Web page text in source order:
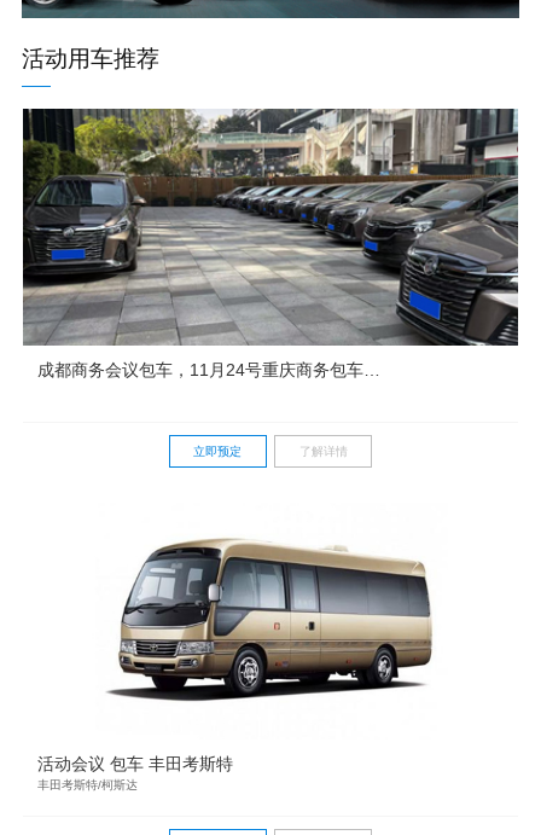
活动用车推荐
成都商务会议包车，11月24号重庆商务包车，
立即预定 了解详情
活动会议 包车 丰田考斯特
丰田考斯特/柯斯达